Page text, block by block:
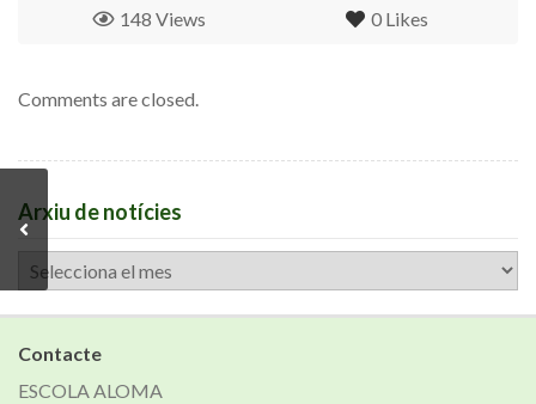
0 Likes
148 Views
Comments are closed.
Arxiu de notícies
Arxiu
de
notícies
Contacte
ESCOLA ALOMA